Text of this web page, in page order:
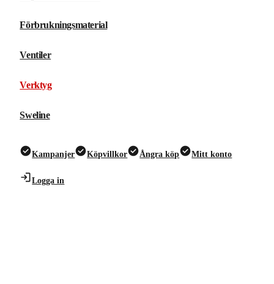
Förbrukningsmaterial
Ventiler
Verktyg
Sweline
Kampanjer Köpvillkor Ångra köp Mitt konto
Logga in